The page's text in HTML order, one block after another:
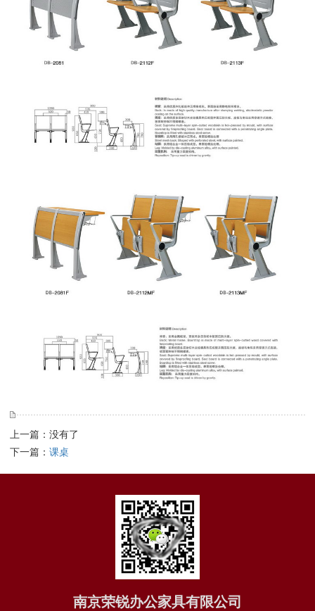
上一篇：没有了
下一篇： 课桌
南京荣锐办公家具有限公司